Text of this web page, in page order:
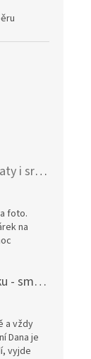
kočár z perníku
foto.
na
Perníčky nejen pro babičku - směs plněných perníčků
a vždy
Dana je
vyjde